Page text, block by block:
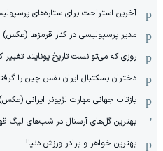
آخرین استراحت برای ستاره‌های
مدیر پرسپولیسی در کنار قرمزها (عکس)
روزی که می‌توانست تاریخ یونایتد تغییر
دختران بسکتبال ایران نفس چین را
بازتاب جهانی مهارت لژیونر ایرانی (عکس)
بهترین گل‌های آرسنال در شب‌های لیگ
بهترین خواهر و برادر ورزش دنیا!